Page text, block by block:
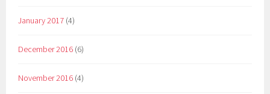
January 2017 (4)
December 2016 (6)
November 2016 (4)